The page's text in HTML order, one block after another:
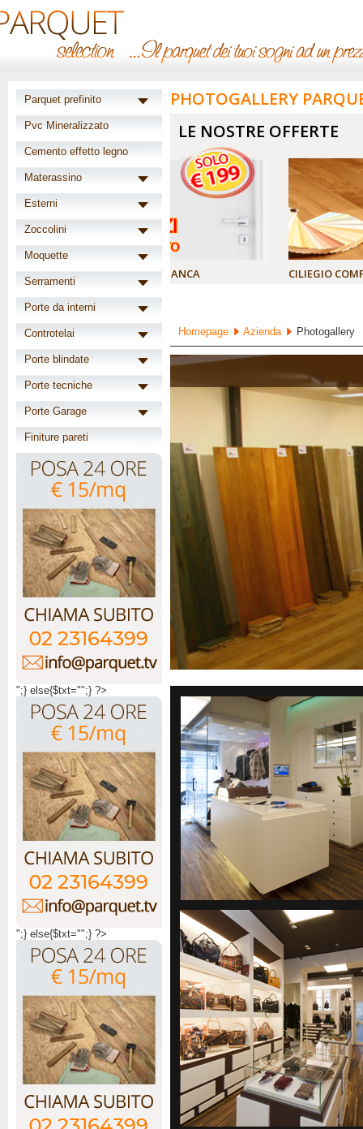
Parquet prefinito
Pvc Mineralizzato
Cemento effetto legno
Materassino
Esterni
Zoccolini
Moquette
Serramenti
Porte da interni
Controtelai
Porte blindate
Porte tecniche
Porte Garage
Finiture pareti
";} else{$txt="";} ?>
";} else{$txt="";} ?>
PHOTOGALLERY
LE NOSTRE OFFERTE
BIANCA CILIEGIO COMFORT 3 STRIP
Homepage Azienda Photogallery